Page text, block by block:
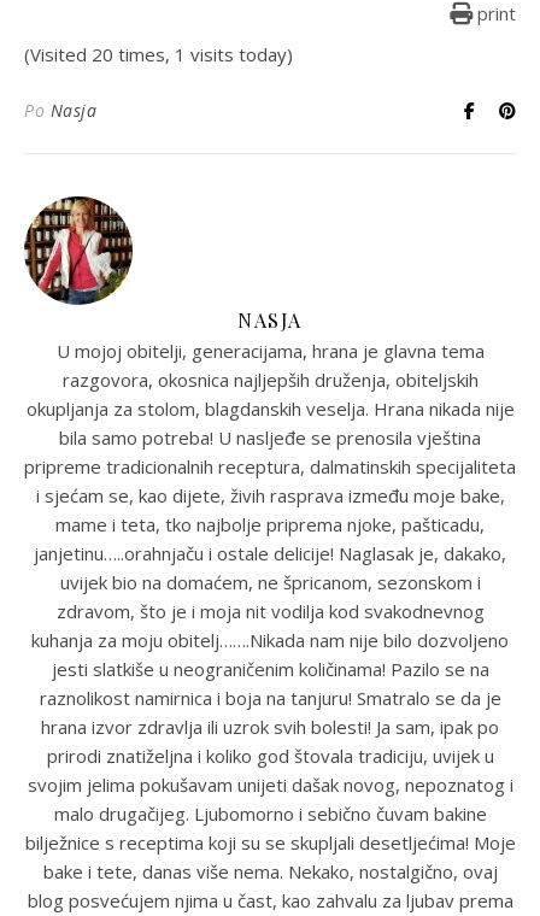
print
(Visited 20 times, 1 visits today)
Po Nasja
NASJA
U mojoj obitelji, generacijama, hrana je glavna tema
razgovora, okosnica najljepših druženja, obiteljskih
okupljanja za stolom, blagdanskih veselja. Hrana nikada nije
bila samo potreba! U nasljeđe se prenosila vještina
pripreme tradicionalnih receptura, dalmatinskih specijaliteta
i sjećam se, kao dijete, živih rasprava između moje bake,
mame i teta, tko najbolje priprema njoke, pašticadu,
janjetinu…..orahnjaču i ostale delicije! Naglasak je, dakako,
uvijek bio na domaćem, ne špricanom, sezonskom i
zdravom, što je i moja nit vodilja kod svakodnevnog
kuhanja za moju obitelj…….Nikada nam nije bilo dozvoljeno
jesti slatkiše u neograničenim količinama! Pazilo se na
raznolikost namirnica i boja na tanjuru! Smatralo se da je
hrana izvor zdravlja ili uzrok svih bolesti! Ja sam, ipak po
prirodi znatiželjna i koliko god štovala tradiciju, uvijek u
svojim jelima pokušavam unijeti dašak novog, nepoznatog i
malo drugačijeg. Ljubomorno i sebično čuvam bakine
bilježnice s receptima koji su se skupljali desetljećima! Moje
bake i tete, danas više nema. Nekako, nostalgično, ovaj
blog posvećujem njima u čast, kao zahvalu za ljubav prema